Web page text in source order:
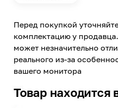
Цвет
Серый
Поверхность
Матовая
Номер цвета
Цвет заявленный производителем
Перед покупкой
комплектацию у
может незначительно
реального из-за
вашего монитора
Товар находится